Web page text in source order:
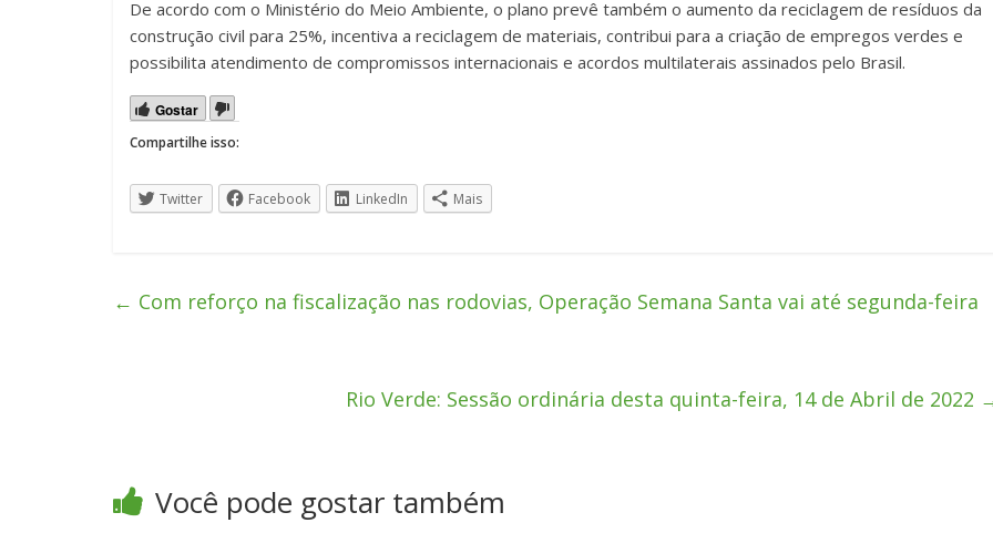
De acordo com o Ministério do Meio Ambiente, o plano prevê também o aumento da reciclagem de resíduos da
construção civil para 25%, incentiva a reciclagem de materiais, contribui para a criação de empregos verdes e
possibilita atendimento de compromissos internacionais e acordos multilaterais assinados pelo Brasil.
Gostar
Compartilhe isso:
Twitter Facebook LinkedIn Mais
← Com reforço na fiscalização nas rodovias, Operação Semana Santa vai até segunda-feira
Rio Verde: Sessão ordinária desta quinta-feira, 14 de Abril de 2022
Você pode gostar também